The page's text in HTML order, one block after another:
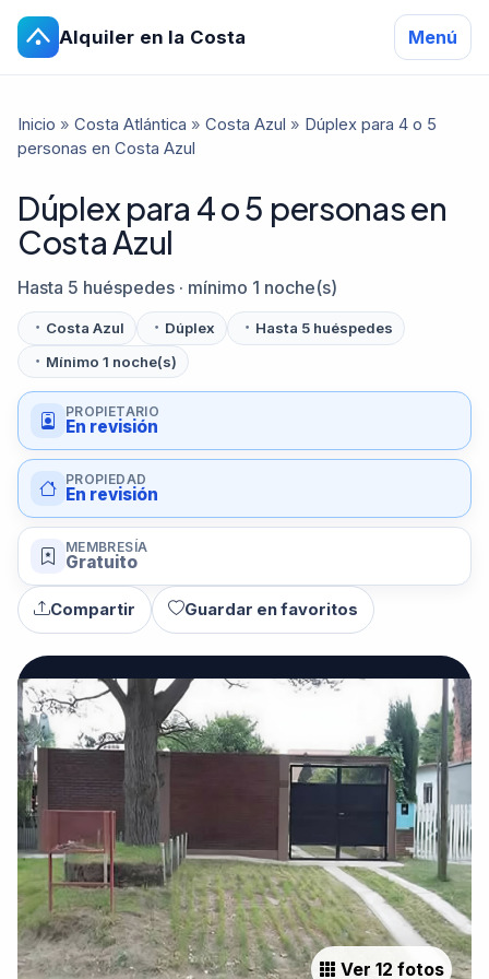
Alquiler en la Costa Menú
Inicio » Costa Atlántica » Costa Azul » Dúplex para 4 o 5
personas en Costa Azul
Dúplex para 4 o 5 personas en
Costa Azul
Hasta 5 huéspedes · mínimo 1 noche(s)
Costa Azul Dúplex
Hasta 5 huéspedes
Mínimo 1 noche(s)
PROPIETARIO
En revisión
PROPIEDAD
En revisión
MEMBRESÍA
Gratuito
Compartir Guardar en favoritos
Ver 12 fotos